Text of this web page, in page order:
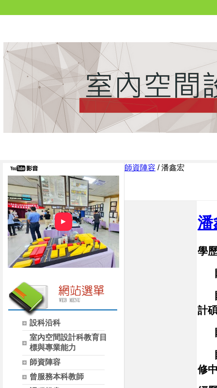
►
設科沿科
室內空間設計科教育目
標與專業能力
師資陣容
曾服務本科教師
師資陣容 /潘鑫宏
潘
學
國
國
計
國
國
修